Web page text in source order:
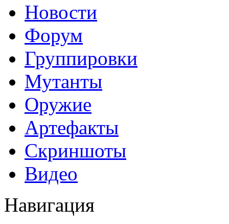
Новости
Форум
Группировки
Мутанты
Оружие
Артефакты
Скриншоты
Видео
Навигация